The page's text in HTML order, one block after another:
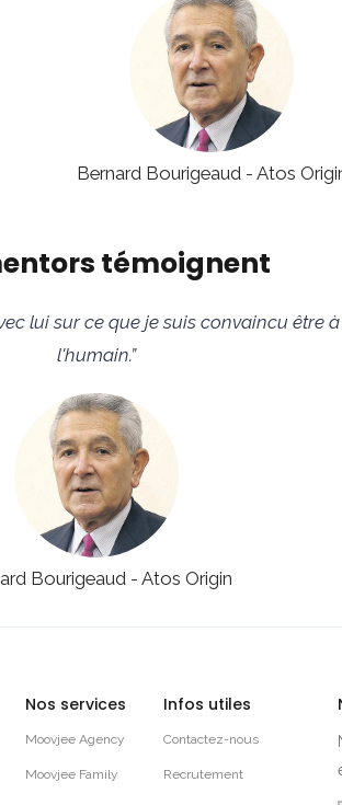
Bernard Bourigeaud - Atos
témoignent
lui sur ce que je suis convaincu être
l'humain.”
Bourigeaud - Atos Origin
Nos services
Moovjee Agency
Moovjee Family
Infos utiles
Contactez-nous
Recrutement